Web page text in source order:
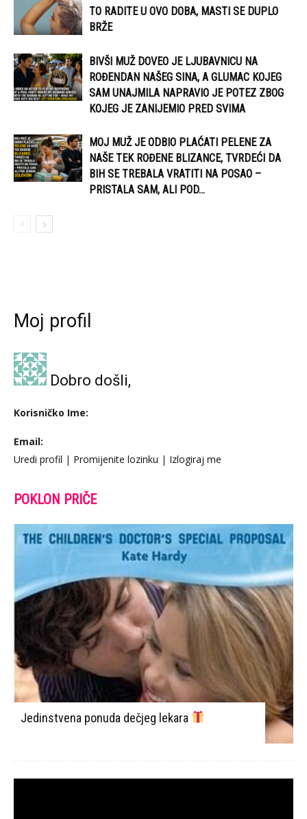
TO RADITE U OVO DOBA, MASTI SE DUPLO
BRŽE
BIVŠI MUŽ DOVEO JE LJUBAVNICU NA
ROĐENDAN NAŠEG SINA, A GLUMAC KOJEG
SAM UNAJMILA NAPRAVIO JE POTEZ ZBOG
KOJEG JE ZANIJEMIO PRED SVIMA
MOJ MUŽ JE ODBIO PLAĆATI PELENE ZA
NAŠE TEK ROĐENE BLIZANCE, TVRDEĆI DA
BIH SE TREBALA VRATITI NA POSAO –
PRISTALA SAM, ALI POD...
Moj profil
Dobro došli,
Korisničko Ime:
Email:
Uredi profil | Promijenite lozinku | Izlogiraj me
POKLON PRIČE
Jedinstvena ponuda dečjeg lekara